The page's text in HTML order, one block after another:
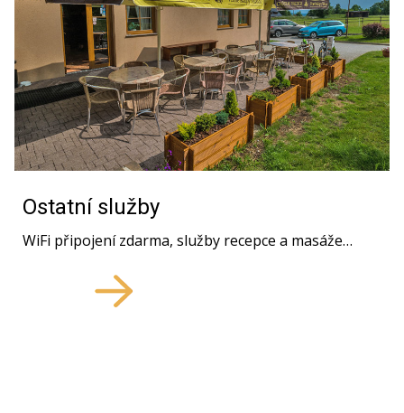
Ostatní služby
WiFi připojení zdarma, služby recepce a masáže…